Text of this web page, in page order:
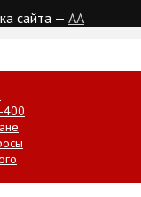
сайта — AA
400